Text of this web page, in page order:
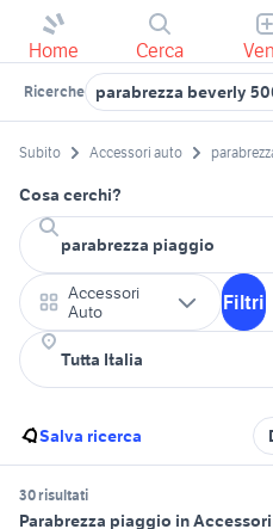
Home Cerca
Ricerche parabrezza beverly
Subito Accessori auto
Cosa cerchi?
Accessori
Auto
Filtri
Salva ricerca
30 risultati
Parabrezza piaggio in